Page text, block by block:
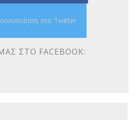
στο Twitter
ΣΤΟ FACEBOOK: